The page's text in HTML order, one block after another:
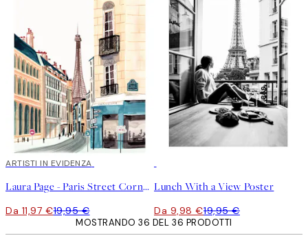
40%*
ARTISTI IN EVIDENZA
Laura Page - Paris Street Corner Poster
Da 11,97 €19,95 €
Lunch With a View Poster
Da 9,98 €19,95 €
MOSTRANDO 36 DEL 36 PRODOTTI